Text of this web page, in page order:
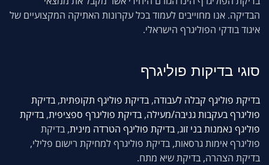
הבדיקה. אנו מחוייבים לעמוד בכל עקרונות האתיקה המקצועיים של
איגוד בודקי הפוליגרף הישראלי.
סוגי בדיקות פוליגרף
בדיקת פוליגף קבלה לעבודה, בדיקת פוליגף תקופתית, בדיקת
פוליגרף בעקבות גניבה/מעילה, בדיקת פוליגרף ספציפית, בדיקת
פוליגף נאמנות בני זוג, בדיקת פוליגף הטרדה מינית, בדיקת
פוליגרף אימות גרסאות, בדיקת פוליגרף למחיקת רישום פלילי,
בדיקת הצהרה, בדיקת שיא מתח.